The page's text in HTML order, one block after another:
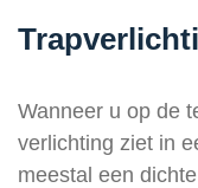
Wanneer u op de
verlichting ziet in
meestal een